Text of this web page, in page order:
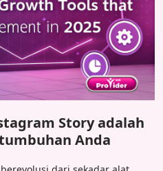
Story adalah
Anda